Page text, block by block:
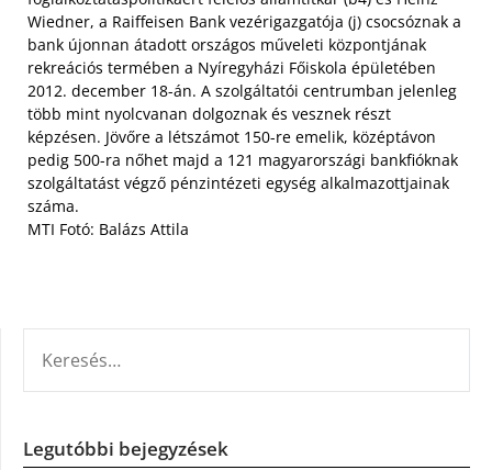
Wiedner, a Raiffeisen Bank vezérigazgatója (j) csocsóznak a
bank újonnan átadott országos műveleti központjának
rekreációs termében a Nyíregyházi Főiskola épületében
2012. december 18-án. A szolgáltatói centrumban jelenleg
több mint nyolcvanan dolgoznak és vesznek részt
képzésen. Jövőre a létszámot 150-re emelik, középtávon
pedig 500-ra nőhet majd a 121 magyarországi bankfióknak
szolgáltatást végző pénzintézeti egység alkalmazottjainak
száma.
MTI Fotó: Balázs Attila
Legutóbbi bejegyzések